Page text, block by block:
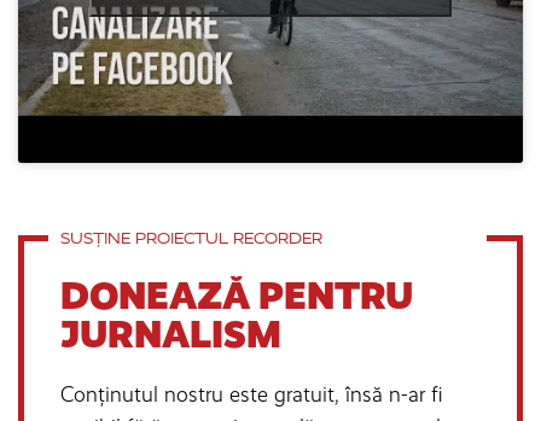
SUSȚINE PROIECTUL RECORDER
DONEAZĂ PENTRU
JURNALISM
Conținutul nostru este gratuit, însă n-ar fi